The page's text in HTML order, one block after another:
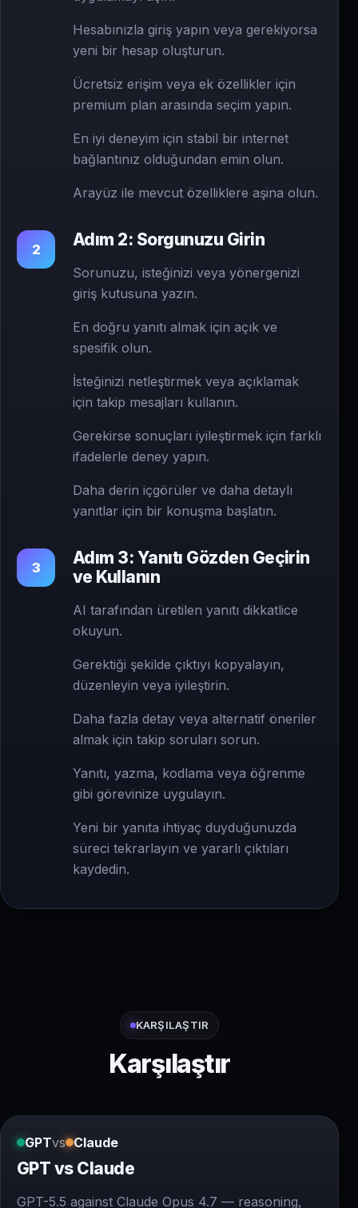
Hesabınızla giriş yapın veya gerekiyorsa
yeni bir hesap oluşturun.
Ücretsiz erişim veya ek özellikler için
premium plan arasında seçim yapın.
En iyi deneyim için stabil bir internet
bağlantınız olduğundan emin olun.
Arayüz ile mevcut özelliklere aşina olun.
2 Adım 2: Sorgunuzu Girin
Sorunuzu, isteğinizi veya yönergenizi
giriş kutusuna yazın.
En doğru yanıtı almak için açık ve
spesifik olun.
İsteğinizi netleştirmek veya açıklamak
için takip mesajları kullanın.
Gerekirse sonuçları iyileştirmek için farklı
ifadelerle deney yapın.
Daha derin içgörüler ve daha detaylı
yanıtlar için bir konuşma başlatın.
3
Adım 3: Yanıtı Gözden Geçirin
ve Kullanın
AI tarafından üretilen yanıtı dikkatlice
okuyun.
Gerektiği şekilde çıktıyı kopyalayın,
düzenleyin veya iyileştirin.
Daha fazla detay veya alternatif öneriler
almak için takip soruları sorun.
Yanıtı, yazma, kodlama veya öğrenme
gibi görevinize uygulayın.
Yeni bir yanıta ihtiyaç duyduğunuzda
süreci tekrarlayın ve yararlı çıktıları
kaydedin.
KARŞILAŞTIR
Karşılaştır
GPTvs Claude
GPT vs Claude
GPT-5.5 against Claude Opus 4.7 — reasoning,